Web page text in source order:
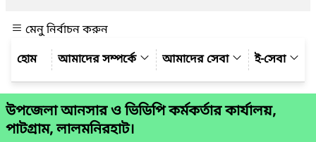
মেনু নির্বাচন করুন
আমাদের সম্পর্কে
আমাদের সেবা ই-সেবা
উপজেলা আনসার ও ভিডিপি কর্মকর্তার কার্যালয়,
পাটগ্রাম, লালমনিরহাট।